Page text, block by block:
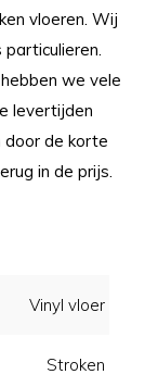
vloeren. Wij
we vele
levertijden
door de korte
in de prijs.
Vinyl vloer
Stroken